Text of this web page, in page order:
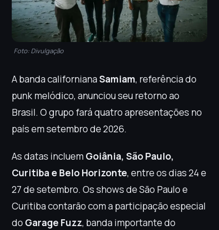
Foto: Divulgação
A banda californianaSamiam, referência do
punk melódico, anunciou seu retorno ao
Brasil. O grupo fará quatro apresentações no
país em setembro de 2026.
As datas incluemGoiânia, São Paulo,
Curitiba e Belo Horizonte, entre os dias 24 e
27 de setembro. Os shows de São Paulo e
Curitiba contarão com a participação especial
doGarage Fuzz, banda importante do